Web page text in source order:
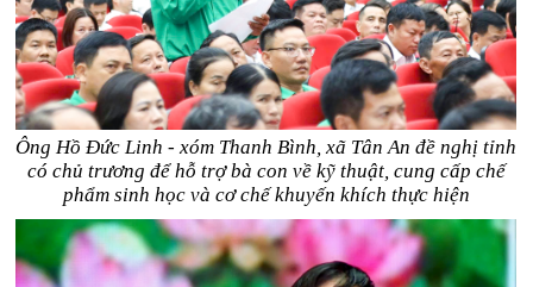
Ông Hồ Đức Linh - xóm Thanh Bình, xã Tân Anđề nghị tỉnh
có chủ trương để hỗ trợ bà con về kỹ thuật, cung cấp chế
phẩm sinh học và cơ chế khuyến khích thực hiện